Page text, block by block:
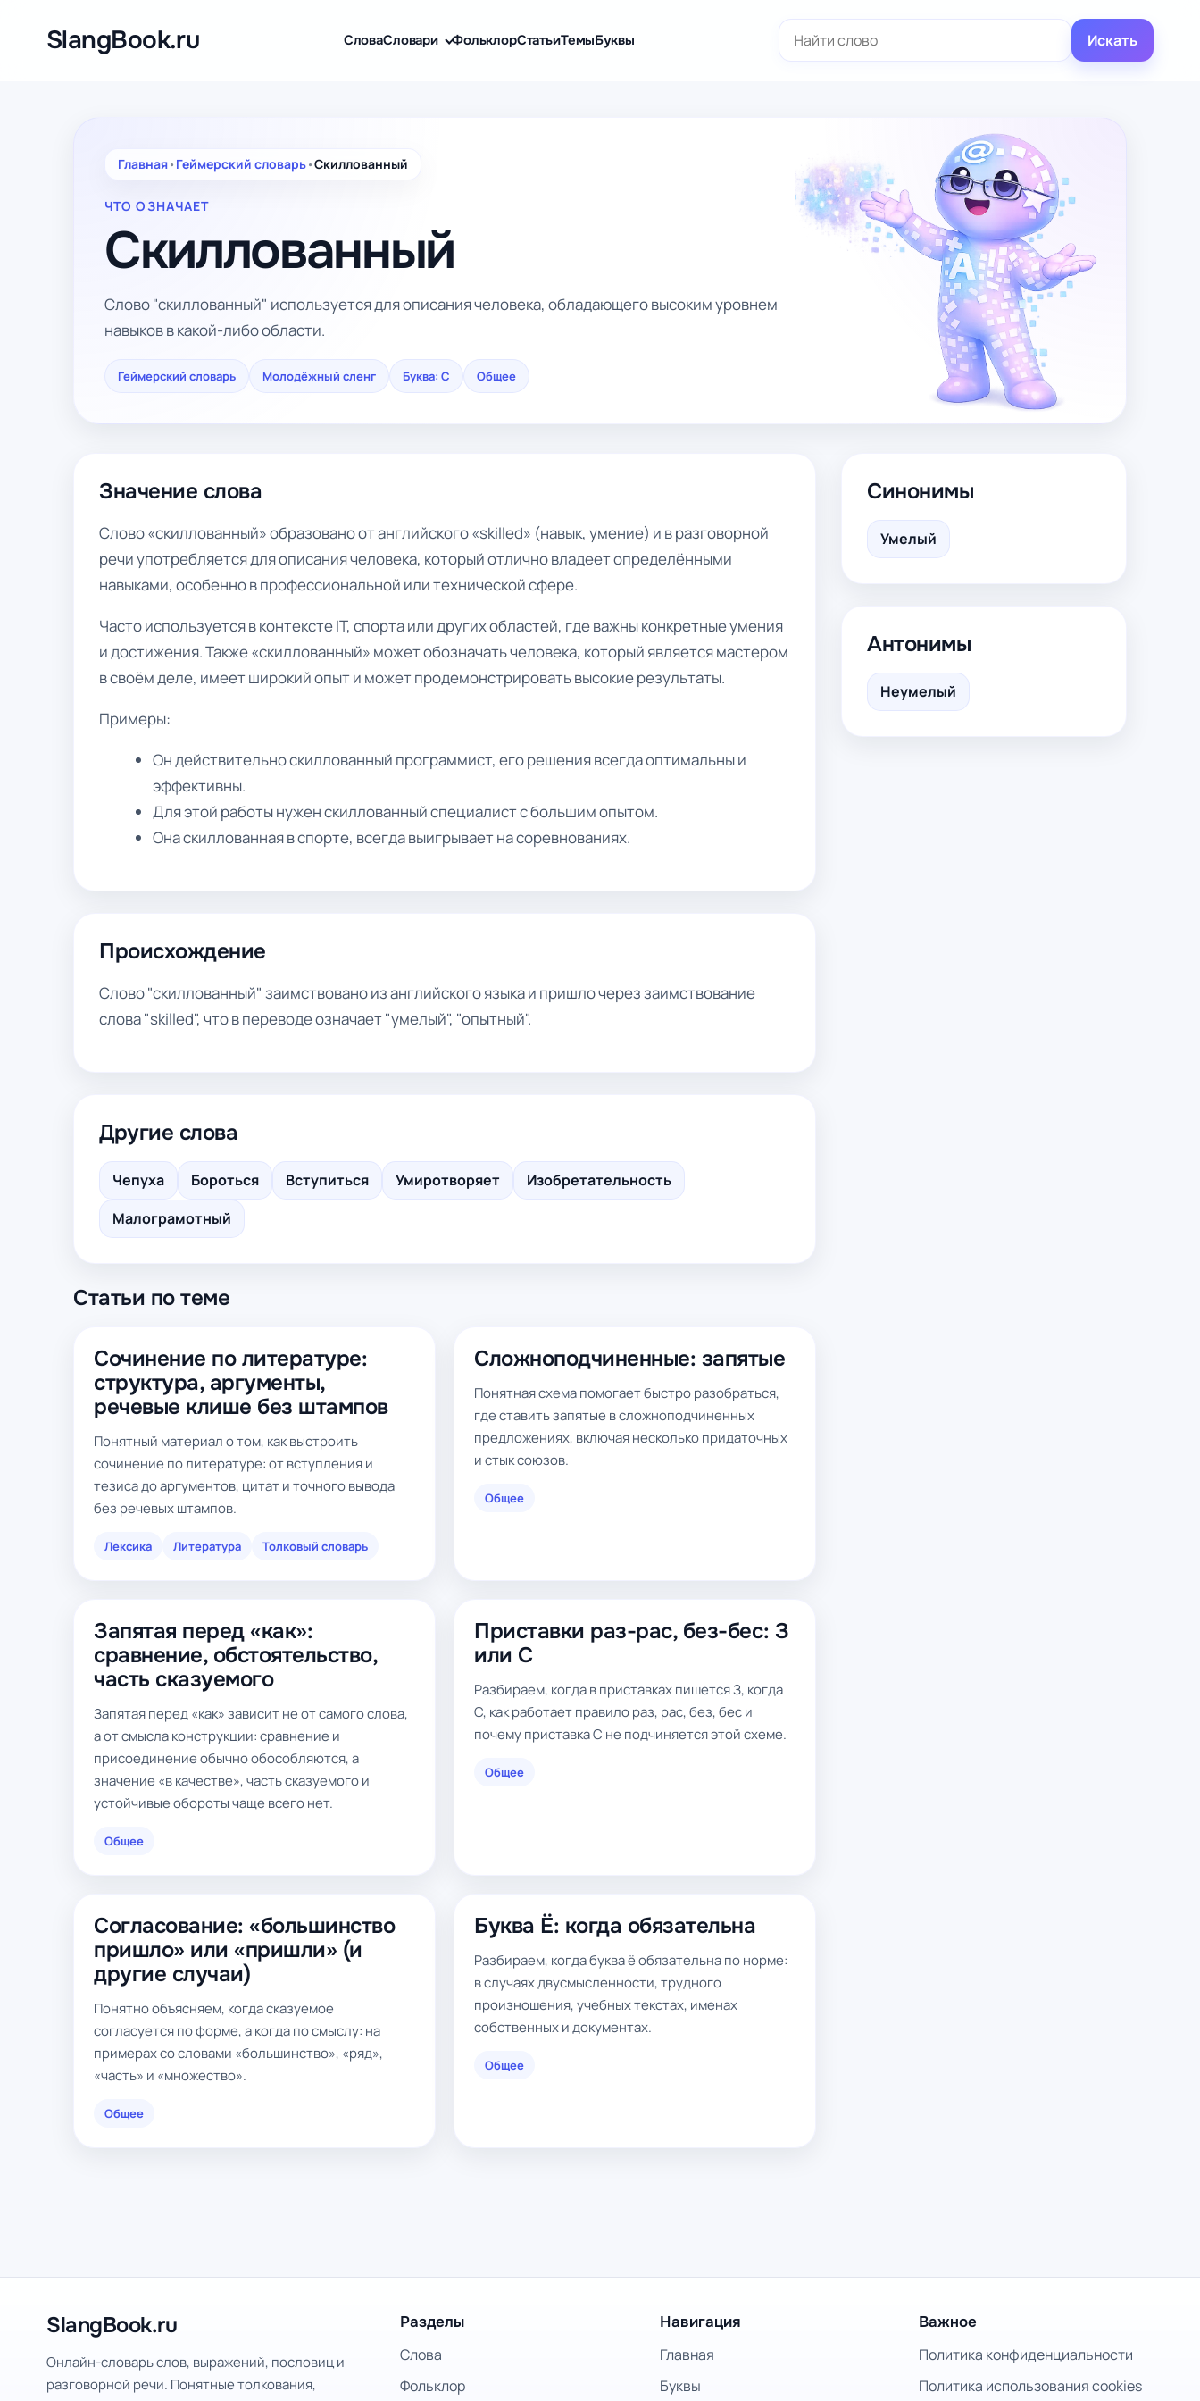
содержимомуSlangBook.ru СловаСловари ФольклорСтатьиТемыБуквы Искать
Главная• Геймерский словарь•Скиллованный
ЧТО ОЗНАЧАЕТ
Скиллованный
Слово "скиллованный" используется для описания человека, обладающего высоким уровнем
навыков в какой-либо области.
Геймерский словарь Молодёжный сленг Буква: С Общее
Значение слова
Слово «скиллованный» образовано от английского «skilled» (навык, умение) и в разговорной
речи употребляется для описания человека, который отлично владеет определёнными
навыками, особенно в профессиональной или технической сфере.
Часто используется в контексте IT, спорта или других областей, где важны конкретные умения
и достижения. Также «скиллованный» может обозначать человека, который является мастером
в своём деле, имеет широкий опыт и может продемонстрировать высокие результаты.
Примеры:
Он действительно скиллованный программист, его решения всегда оптимальны и
эффективны.
Для этой работы нужен скиллованный специалист с большим опытом.
Она скиллованная в спорте, всегда выигрывает на соревнованиях.
Происхождение
Слово "скиллованный" заимствовано из английского языка и пришло через заимствование
слова "skilled", что в переводе означает "умелый", "опытный".
Другие слова
Чепуха Бороться Вступиться Умиротворяет
Изобретательность
Малограмотный
Статьи по теме
Сочинение по литературе:
структура, аргументы,
речевые клише без штампов
Понятный материал о том, как выстроить
сочинение по литературе: от вступления и
тезиса до аргументов, цитат и точного вывода
без речевых штампов.
Лексика Литература Толковый словарь
Сложноподчиненные: запятые
Понятная схема помогает быстро разобраться,
где ставить запятые в сложноподчиненных
предложениях, включая несколько придаточных
и стык союзов.
Общее
Запятая перед «как»:
сравнение, обстоятельство,
часть сказуемого
Запятая перед «как» зависит не от самого слова,
а от смысла конструкции: сравнение и
присоединение обычно обособляются, а
значение «в качестве», часть сказуемого и
устойчивые обороты чаще всего нет.
Общее
Приставки раз-рас, без-бес: З
или С
Разбираем, когда в приставках пишется З, когда
С, как работает правило раз, рас, без, бес и
почему приставка С не подчиняется этой схеме.
Общее
Согласование: «большинство
пришло» или «пришли» (и
другие случаи)
Понятно объясняем, когда сказуемое
согласуется по форме, а когда по смыслу: на
примерах со словами «большинство», «ряд»,
«часть» и «множество».
Общее
Буква Ё: когда обязательна
Разбираем, когда буква ё обязательна по норме:
в случаях двусмысленности, трудного
произношения, учебных текстах, именах
собственных и документах.
Общее
Синонимы
Умелый
Антонимы
Неумелый
SlangBook.ru
Онлайн-словарь слов, выражений, пословиц и
разговорной речи. Понятные толкования,
Разделы
Слова
Фольклор
Навигация
Главная
Буквы
Важное
Политика конфиденциальности
Политика использования cookies